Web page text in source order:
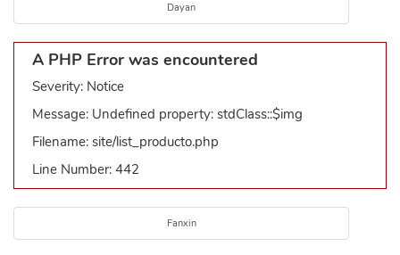
Dayan
A PHP Error was encountered
Severity: Notice
Message: Undefined property: stdClass::$img
Filename: site/list_producto.php
Line Number: 442
Fanxin